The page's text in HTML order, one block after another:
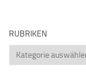
RUBRIKEN
Rubriken